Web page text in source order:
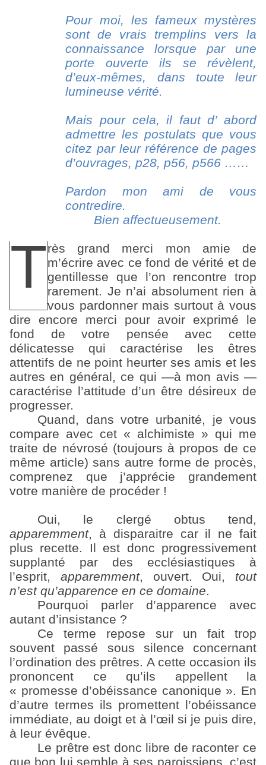
Pour moi, les fameux mystères
sont de vrais tremplins vers la
connaissance lorsque par une
porte ouverte ils se révèlent,
d’eux-mêmes, dans toute leur
lumineuse vérité.
Mais pour cela, il faut d’ abord
admettre les postulats que vous
citez par leur référence de pages
d’ouvrages, p28, p56, p566 ……
Pardon mon ami de vous
contredire.
Bien affectueusement.
Très grand merci mon amie de
m’écrire avec ce fond de vérité et de
gentillesse que l’on rencontre trop
rarement. Je n’ai absolument rien à
vous pardonner mais surtout à vous
dire encore merci pour avoir exprimé le
fond de votre pensée avec cette
délicatesse qui caractérise les êtres
attentifs de ne point heurter ses amis et les
autres en général, ce qui —à mon avis —
caractérise l’attitude d’un être désireux de
progresser.
Quand, dans votre urbanité, je vous
compare avec cet « alchimiste » qui me
traite de névrosé (toujours à propos de ce
même article) sans autre forme de procès,
comprenez que j’apprécie grandement
votre manière de procéder !
Oui, le clergé obtus tend,
apparemment, à disparaitre car il ne fait
plus recette. Il est donc progressivement
supplanté par des ecclésiastiques à
l’esprit, apparemment, ouvert. Oui, tout
n’est qu’apparence en ce domaine.
Pourquoi parler d’apparence avec
autant d’insistance ?
Ce terme repose sur un fait trop
souvent passé sous silence concernant
l’ordination des prêtres. A cette occasion ils
prononcent ce qu’ils appellent la
« promesse d’obéissance canonique ». En
d’autre termes ils promettent l’obéissance
immédiate, au doigt et à l’œil si je puis dire,
à leur évêque.
Le prêtre est donc libre de raconter ce
que bon lui semble à ses paroissiens, c’est